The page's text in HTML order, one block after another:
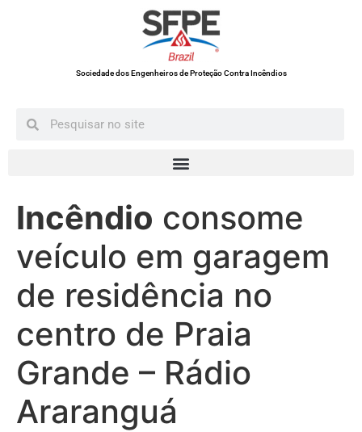
Sociedade dos Engenheiros de Proteção Contra Incêndios
Incêndio consome
veículo em garagem
de residência no
centro de Praia
Grande – Rádio
Araranguá